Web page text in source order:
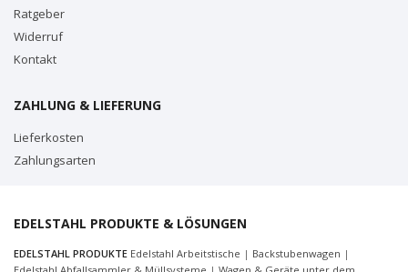
Ratgeber
Widerruf
Kontakt
ZAHLUNG & LIEFERUNG
Lieferkosten
Zahlungsarten
EDELSTAHL PRODUKTE & LÖSUNGEN
EDELSTAHL PRODUKTE Edelstahl Arbeitstische | Backstubenwagen |